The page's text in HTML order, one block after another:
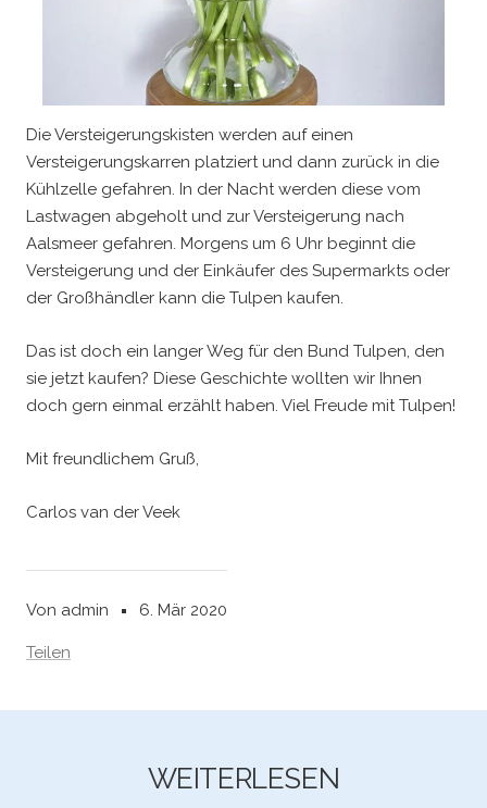
Von admin 6. Mär 2020
Teilen
Die Versteigerungskisten werden auf einen
Versteigerungskarren platziert und dann zurück in die
Kühlzelle gefahren. In der Nacht werden diese vom
Lastwagen abgeholt und zur Versteigerung nach
Aalsmeer gefahren. Morgens um 6 Uhr beginnt die
Versteigerung und der Einkäufer des Supermarkts oder
der Großhändler kann die Tulpen kaufen.
Das ist doch ein langer Weg für den Bund Tulpen, den
sie jetzt kaufen? Diese Geschichte wollten wir Ihnen
doch gern einmal erzählt haben. Viel Freude mit Tulpen!
Mit freundlichem Gruß,
Carlos van der Veek
WEITERLESEN